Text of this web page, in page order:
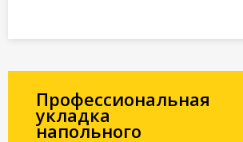
Профессиональная
укладка
напольного